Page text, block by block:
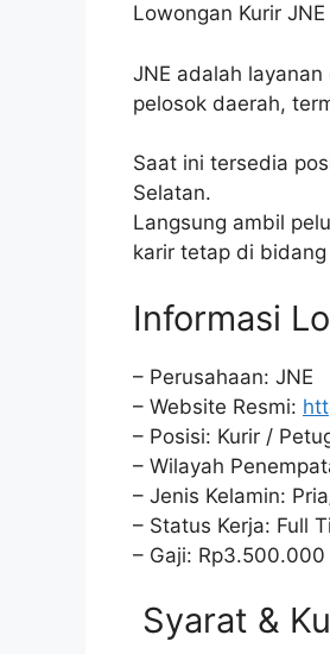
Lowongan Kurir
JNE adalah
pelosok daerah,
Saat ini tersedia
Selatan.
Langsung ambil
karir tetap di
Informasi
– Perusahaan: JNE
– Website Resmi:
– Posisi: Kurir /
– Wilayah
– Jenis Kelamin:
– Status Kerja: Full
– Gaji:
Syarat &